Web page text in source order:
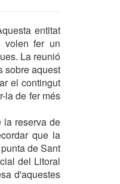
entitat
volen fer un
La reunió
sobre aquest
el contingut
la de fer més
la reserva de
que la
de Sant
del Litoral
d'aquestes